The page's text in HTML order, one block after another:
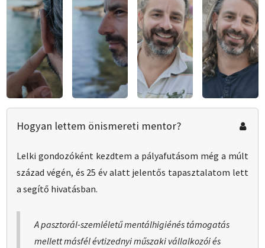
Hogyan lettem önismereti mentor?
Lelki gondozóként kezdtem a pályafutásom még a múlt
század végén, és 25 év alatt jelentős tapasztalatom lett
a segítő hivatásban.
A pasztorál-szemléletű mentálhigiénés támogatás
mellett másfél évtizednyi műszaki vállalkozói és